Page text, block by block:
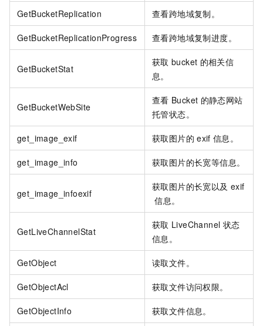
GetBucketReplication 查看跨地域复制。
GetBucketReplicationProgress 查看跨地域复制进度。
GetBucketStat
获取 bucket 的相关信
息。
GetBucketWebSite
查看 Bucket 的静态网站
托管状态。
get_image_exif 获取图片的 exif 信息。
get_image_info 获取图片的长宽等信息。
get_image_infoexif
获取图片的长宽以及 exif
信息。
GetLiveChannelStat
获取 LiveChannel 状态
信息。
GetObject 读取文件。
GetObjectAcl 获取文件访问权限。
GetObjectInfo 获取文件信息。